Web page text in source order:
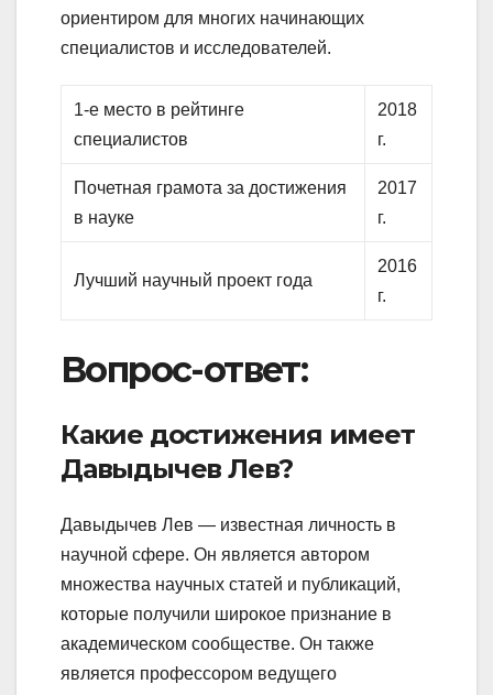
ориентиром для многих начинающих
специалистов и исследователей.
1-е место в рейтинге
специалистов
2018
г.
Почетная грамота за достижения
в науке
2017
г.
Лучший научный проект года
2016
г.
Вопрос-ответ:
Какие достижения имеет
Давыдычев Лев?
Давыдычев Лев — известная личность в
научной сфере. Он является автором
множества научных статей и публикаций,
которые получили широкое признание в
академическом сообществе. Он также
является профессором ведущего